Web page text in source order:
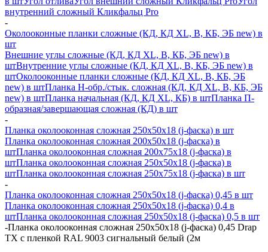
внутренний сложный Кликфальц Pro
-
Околооконные планки сложные (КД, КД XL, В, КБ, ЭБ new) в
шт
Внешние углы сложные (КД, КД XL, В, КБ, ЭБ new) в
штВнутренние углы сложные (КД, КД XL, В, КБ, ЭБ new) в
штОколооконные планки сложные (КД, КД XL, В, КБ, ЭБ
new) в штПланка H-обр./стык. сложная (КД, КД XL, В, КБ, ЭБ
new) в штПланка начальная (КД, КД XL, КБ) в штПланка П-
образная/завершающая сложная (КД) в шт
-
Планка околооконная сложная 250х50х18 (j-фаска) в шт
Планка околооконная сложная 200х50х18 (j-фаска) в
штПланка околооконная сложная 200х75х18 (j-фаска) в
штПланка околооконная сложная 250х50х18 (j-фаска) в
штПланка околооконная сложная 250х75х18 (j-фаска) в шт
-
Планка околооконная сложная 250х50х18 (j-фаска) 0,45 в шт
Планка околооконная сложная 250х50х18 (j-фаска) 0,4 в
штПланка околооконная сложная 250х50х18 (j-фаска) 0,5 в шт
-Планка околооконная сложная 250х50х18 (j-фаска) 0,45 Drap
TX с пленкой RAL 9003 сигнальный белый (2м